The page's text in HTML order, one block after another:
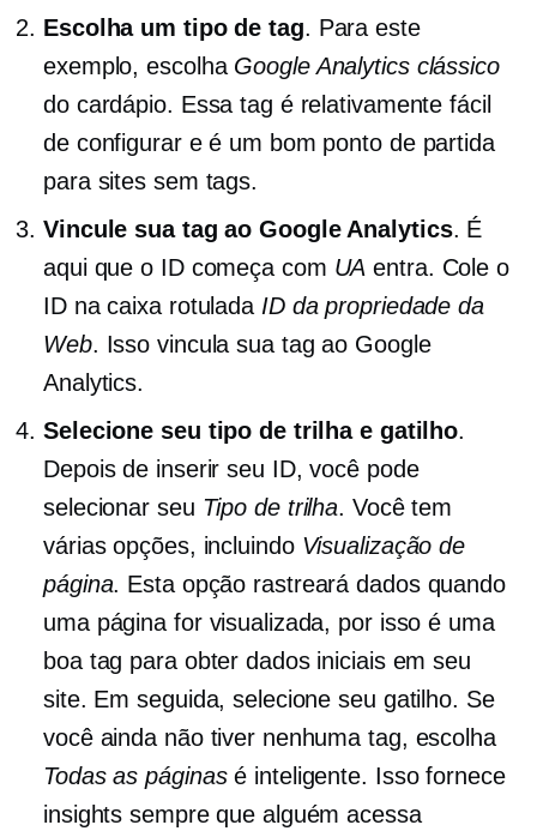
Escolha um tipo de tag. Para este
exemplo, escolha Google Analytics clássico
do cardápio. Essa tag é relativamente fácil
de configurar e é um bom ponto de partida
para sites sem tags.
Vincule sua tag ao Google Analytics. É
aqui que o ID começa com UA entra. Cole o
ID na caixa rotulada ID da propriedade da
Web. Isso vincula sua tag ao Google
Analytics.
Selecione seu tipo de trilha e gatilho.
Depois de inserir seu ID, você pode
selecionar seu Tipo de trilha. Você tem
várias opções, incluindo Visualização de
página. Esta opção rastreará dados quando
uma página for visualizada, por isso é uma
boa tag para obter dados iniciais em seu
site. Em seguida, selecione seu gatilho. Se
você ainda não tiver nenhuma tag, escolha
Todas as páginasé inteligente. Isso fornece
insights sempre que alguém acessa